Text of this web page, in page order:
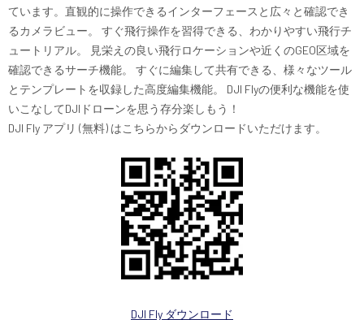
ています。直観的に操作できるインターフェースと広々と確認でき
るカメラビュー。 すぐ飛行操作を習得できる、わかりやすい飛行チ
ュートリアル。 見栄えの良い飛行ロケーションや近くのGEO区域を
確認できるサーチ機能。 すぐに編集して共有できる、様々なツール
とテンプレートを収録した高度編集機能。 DJI Flyの便利な機能を使
いこなしてDJIドローンを思う存分楽しもう！
DJI Fly アプリ (無料) はこちらからダウンロードいただけます。
DJI Fly ダウンロード